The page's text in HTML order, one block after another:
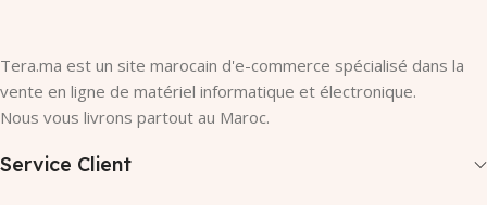
Tera.ma est un site marocain d'e-commerce spécialisé dans la
vente en ligne de matériel informatique et électronique.
Nous vous livrons partout au Maroc.
Service Client